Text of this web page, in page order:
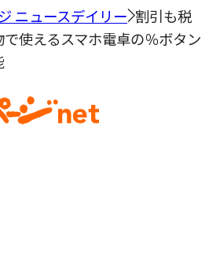
ニュースデイリー 割引も税
使えるスマホ電卓の％ボタン